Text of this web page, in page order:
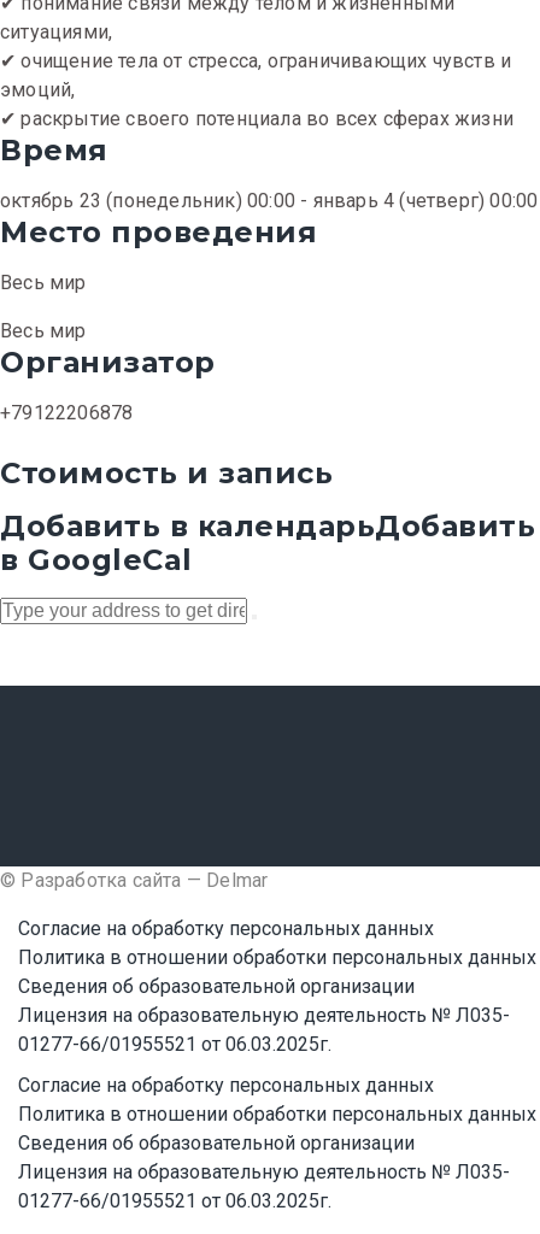
ситуациями,
✔ очищение тела от стресса, ограничивающих чувств и
эмоций,
✔ раскрытие своего потенциала во всех сферах жизни
Время
октябрь 23 (понедельник) 00:00 - январь 4 (четверг) 00:00
Место проведения
Весь мир
Весь мир
Организатор
+79122206878
Стоимость и запись
Добавить в календарьДобавить
в GoogleCal
© Разработка сайта — Delmar
Согласие на обработку персональных данных
Политика в отношении обработки персональных данных
Сведения об образовательной организации
Лицензия на образовательную деятельность № Л035-
01277-66/01955521 от 06.03.2025г.
Согласие на обработку персональных данных
Политика в отношении обработки персональных данных
Сведения об образовательной организации
Лицензия на образовательную деятельность № Л035-
01277-66/01955521 от 06.03.2025г.